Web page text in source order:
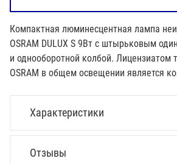
Компактная люминесцентная лампа
OSRAM DULUX S 9Вт с штырьковым
и однооборотной колбой. Лицензиатом
OSRAM в общем освещении является
Характеристики
Отзывы